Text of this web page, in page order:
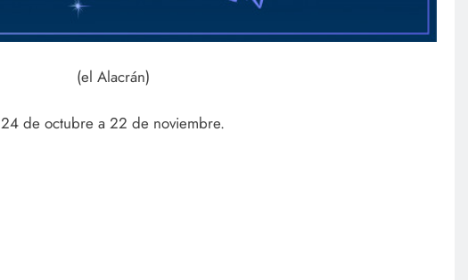
(el Alacrán)
24 de octubre a 22 de noviembre.